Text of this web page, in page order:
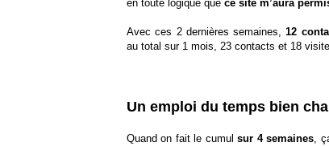
en toute logique que ce site m’aura
Avec ces 2 dernières semaines,12
au total sur 1 mois, 23 contacts et 18
Un emploi du temps bien
Quand on fait le cumulsur 4 semaines,